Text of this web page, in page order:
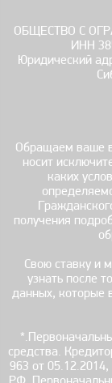
ОБЩЕСТВО С
ИНН
Юридический
Обращаем ваше
носит
каких
получения
Свою ставку и
узнать после
данных, которые
средства.
963 от